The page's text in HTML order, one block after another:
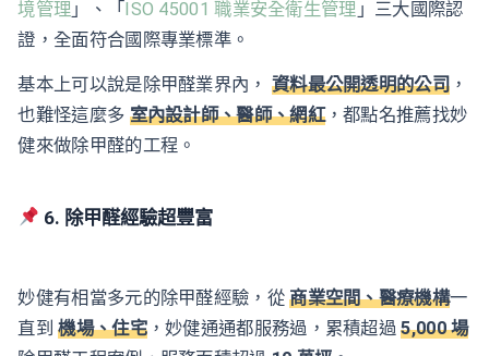
境管理 」、「 ISO 45001 職業安全衛⽣管理 」三⼤國際認
證，全⾯符合國際專業標準。
基本上可以說是除甲醛業界內， 資料最公開透明的公司，
也難怪這麼多 室內設計師、醫師、網紅，都點名推薦找妙
健來做除甲醛的工程。
6. 除甲醛經驗超豐富
妙健有相當多元的除甲醛經驗，從 商業空間、醫療機構一
直到 機場、住宅，妙健通通都服務過，累積超過5,000 場